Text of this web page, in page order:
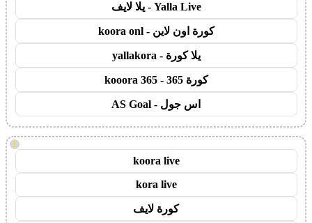
Yalla Live - يلا لايف
كورة اون لاين - koora onl
يلا كورة - yallakora
كورة 365 - kooora 365
اس جول - AS Goal
!
koora live
kora live
كورة لايف